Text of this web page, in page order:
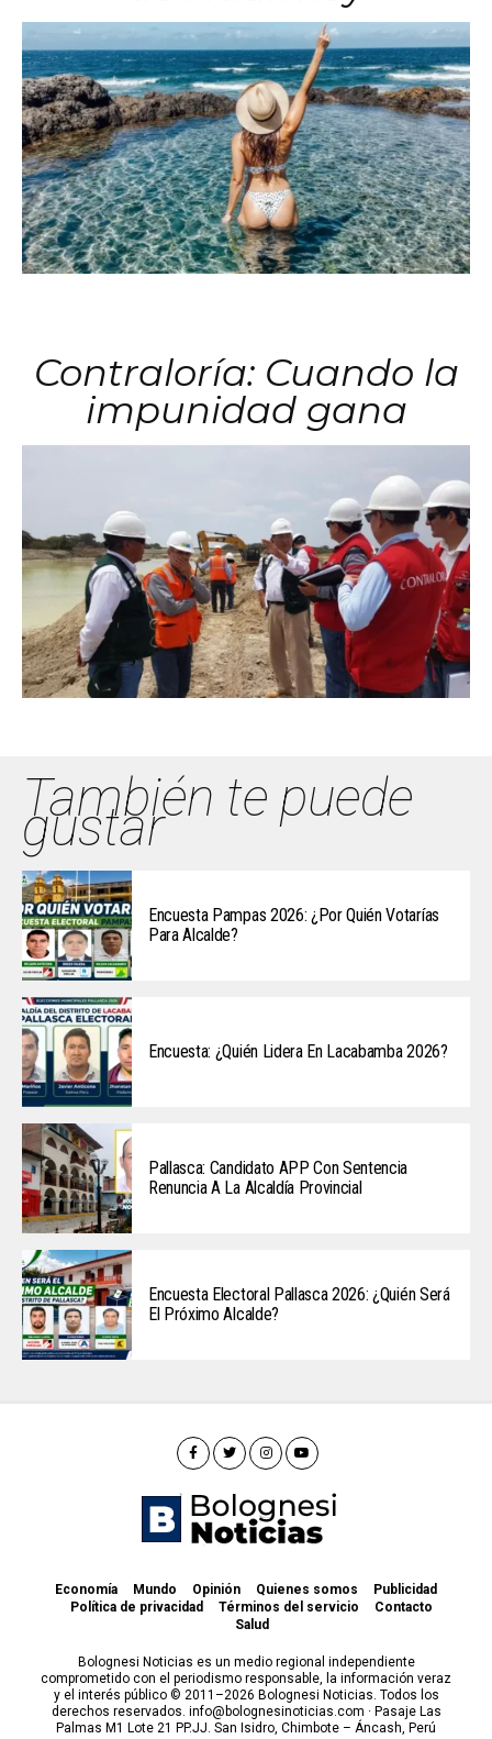
Contraloría: Cuando la
impunidad gana
También te puede
gustar
Encuesta Pampas 2026: ¿Por Quién Votarías
Para Alcalde?
Encuesta: ¿Quién Lidera En Lacabamba 2026?
Pallasca: Candidato APP Con Sentencia
Renuncia A La Alcaldía Provincial
Encuesta Electoral Pallasca 2026: ¿Quién Será
El Próximo Alcalde?
Economía Mundo Opinión Quienes somos
Publicidad
Política de privacidad
Términos del servicio
Contacto
Salud
Bolognesi Noticias es un medio regional independiente
comprometido con el periodismo responsable, la información veraz
y el interés público © 2011–2026 Bolognesi Noticias. Todos los
derechos reservados. info@bolognesinoticias.com · Pasaje Las
Palmas M1 Lote 21 PP.JJ. San Isidro, Chimbote – Áncash, Perú